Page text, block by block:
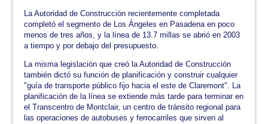
La Autoridad de Construcción recientemente completada
completó el segmento de Los Ángeles en Pasadena en poco
menos de tres años, y la línea de 13.7 millas se abrió en 2003
a tiempo y por debajo del presupuesto.
La misma legislación que creó la Autoridad de Construcción
también dictó su función de planificación y construir cualquier
"guía de transporte público fijo hacia el este de Claremont". La
planificación de la línea se extiende más tarde para terminar en
el Transcentro de Montclair, un centro de tránsito regional para
las operaciones de autobuses y ferrocarriles que sirven al